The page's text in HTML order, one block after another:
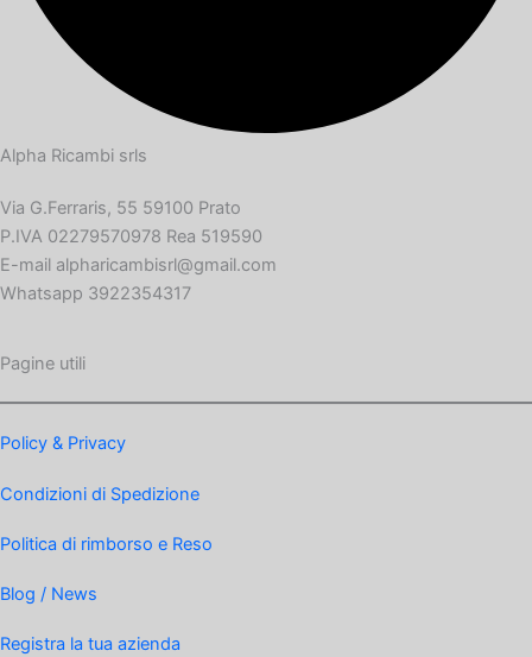
Alpha Ricambi srls
Via G.Ferraris, 55 59100 Prato
P.IVA 02279570978 Rea 519590
E-mail alpharicambisrl@gmail.com
Whatsapp 3922354317
Pagine utili
Policy & Privacy
Condizioni di Spedizione
Politica di rimborso e Reso
Blog / News
Registra la tua azienda